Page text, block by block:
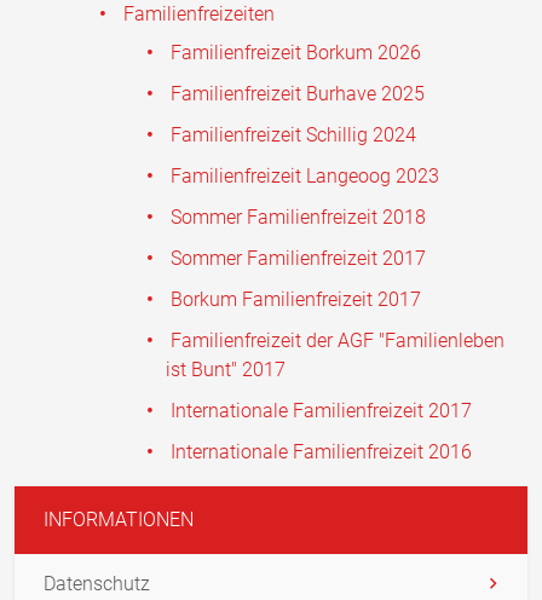
Familienfreizeiten
Familienfreizeit Borkum 2026
Familienfreizeit Burhave 2025
Familienfreizeit Schillig 2024
Familienfreizeit Langeoog 2023
Sommer Familienfreizeit 2018
Sommer Familienfreizeit 2017
Borkum Familienfreizeit 2017
Familienfreizeit der AGF "Familienleben
ist Bunt" 2017
Internationale Familienfreizeit 2017
Internationale Familienfreizeit 2016
INFORMATIONEN
Datenschutz